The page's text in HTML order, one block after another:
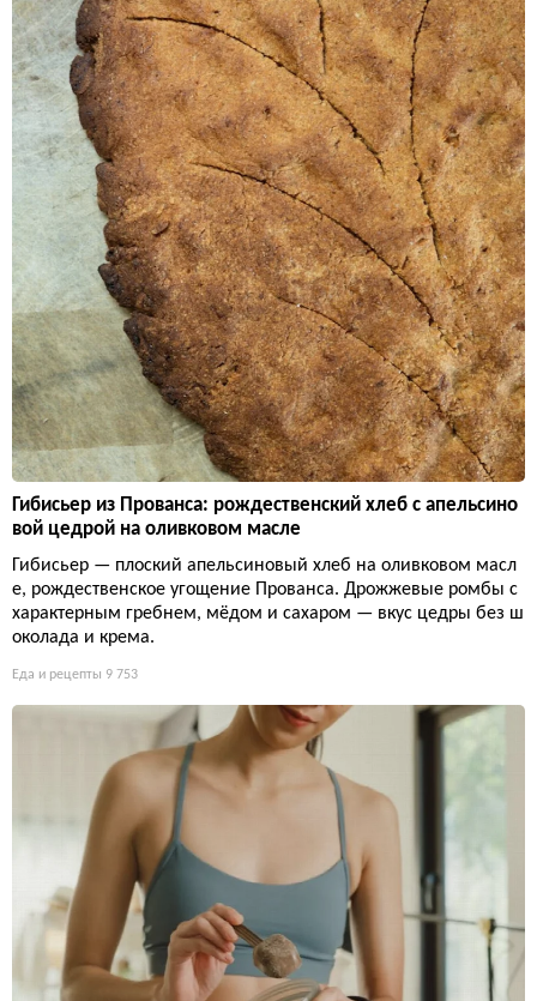
Гибисьер из Прованса: рождественский хлеб с апельсино
вой цедрой на оливковом масле
Гибисьер — плоский апельсиновый хлеб на оливковом масл
е, рождественское угощение Прованса. Дрожжевые ромбы с
характерным гребнем, мёдом и сахаром — вкус цедры без ш
околада и крема.
Еда и рецепты 9 753